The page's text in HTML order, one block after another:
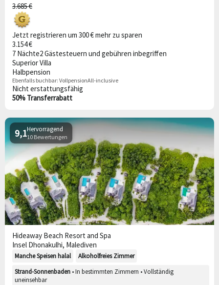
3.685 €
Jetzt registrieren um 300 € mehr zu sparen
3.154 €
7 Nächte2 Gästesteuern und gebühren inbegriffen
Superior Villa
Halbpension
Ebenfalls buchbar: VollpensionAll-inclusive
Nicht erstattungsfähig
50% Transferrabatt
Hervorragend
10 Bewertungen
9,1
Hideaway Beach Resort and Spa
Insel Dhonakulhi, Malediven
Manche Speisen halal
Alkoholfreies Zimmer
Strand-Sonnenbaden • In bestimmten Zimmern • Vollständig
uneinsehbar